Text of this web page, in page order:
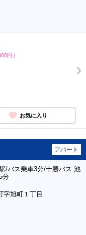
円）
お気に入り
アパート
/バス乗車3分/十勝バス 池
分
字旭町１丁目